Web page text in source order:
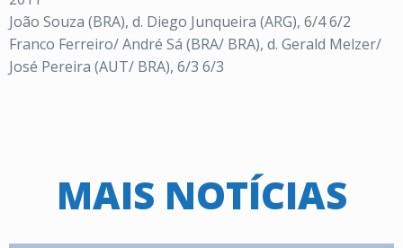
João Souza (BRA), d. Diego Junqueira (ARG), 6/4 6/2
Franco Ferreiro/ André Sá (BRA/ BRA), d. Gerald Melzer/
José Pereira (AUT/ BRA), 6/3 6/3
MAIS NOTÍCIAS